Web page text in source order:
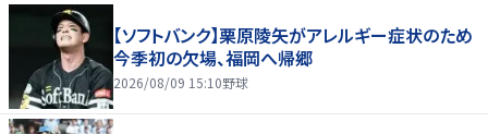
【ソフトバンク】栗原陵矢がアレルギー症状のため
今季初の欠場、福岡へ帰郷
2026/08/09 15:10野球